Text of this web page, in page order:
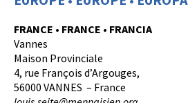
FRANCE • FRANCE • FRANCIA
Vannes
Maison Provinciale
4, rue François d’Argouges,
56000 VANNES – France